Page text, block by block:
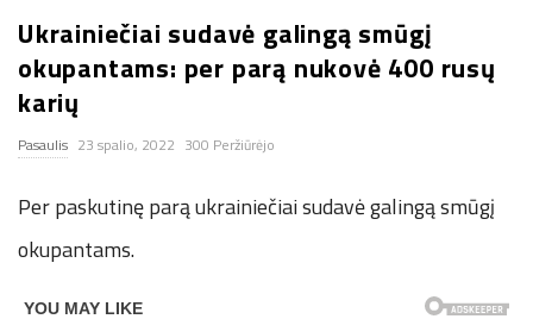
n
.
n
e
t
Ukrainiečiai sudavė galingą smūgį
okupantams: per parą nukovė 400 rusų
karių
Pasaulis 23 spalio, 2022 300 Peržiūrėjo
Per paskutinę parą ukrainiečiai sudavė galingą smūgį
okupantams.